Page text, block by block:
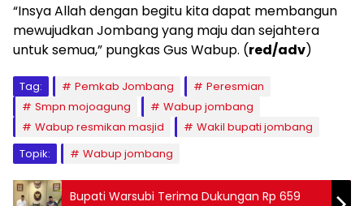
“Insya Allah dengan begitu kita dapat membangun
mewujudkan Jombang yang maju dan sejahtera
untuk semua,” pungkas Gus Wabup. (red/adv)
Tag: Pemkab Jombang
Peresmian
Smpn mojoagung
Wabup jombang
Wabup resmikan masjid
Wakil bupati jombang
Topik:
Wabup jombang
Bupati Warsubi Terima Dukungan Rp 659